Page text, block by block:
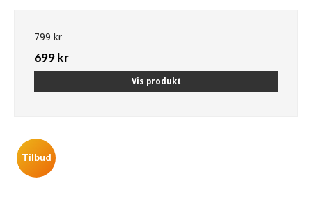
799 kr
699 kr
Vis produkt
Tilbud